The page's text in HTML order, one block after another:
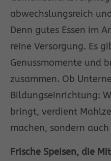
abwechslungsreich
Denn gutes Essen im
reine Versorgung. Es
Genussmomente und
zusammen. Ob
Bildungseinrichtung:
bringt, verdient
machen, sondern
Frische Speisen, die